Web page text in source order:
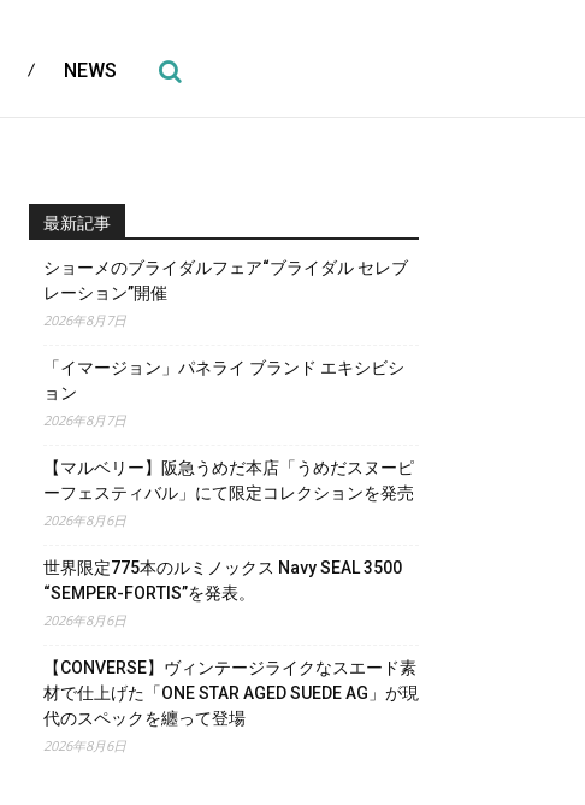
NEWS
最新記事
ショーメのブライダルフェア“ブライダル セレブ
レーション”開催
2026年8月7日
「イマージョン」パネライ ブランド エキシビシ
ョン
2026年8月7日
【マルベリー】阪急うめだ本店「うめだスヌーピ
ーフェスティバル」にて限定コレクションを発売
2026年8月6日
世界限定775本のルミノックス Navy SEAL 3500
“SEMPER-FORTIS”を発表。
2026年8月6日
【CONVERSE】ヴィンテージライクなスエード素
材で仕上げた「ONE STAR AGED SUEDE AG」が現
代のスペックを纏って登場
2026年8月6日